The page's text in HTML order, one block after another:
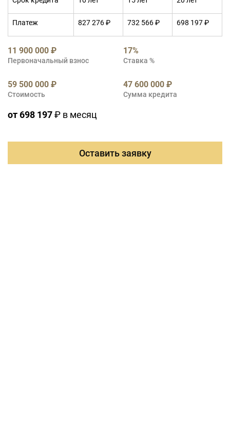
Платеж 827 276 ₽ 732 566 ₽ 698 197 ₽
11 900 000 ₽
Первоначальный взнос
17%
Ставка %
59 500 000 ₽
Стоимость
47 600 000 ₽
Сумма кредита
от 698 197₽ в месяц
Оставить заявку